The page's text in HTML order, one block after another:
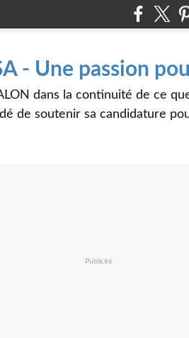
- Une passion
dans la continuité de ce
de soutenir sa candidature
Publicité